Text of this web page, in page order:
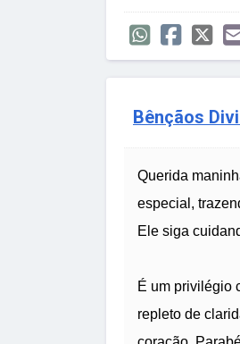
Bênçãos
Querida
especial,
Ele siga
É um privilégio
repleto de